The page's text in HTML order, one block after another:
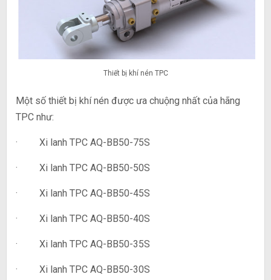
Thiết bị khí nén TPC
Một số thiết bị khí nén được ưa chuộng nhất của hãng
TPC như:
· Xi lanh TPC AQ-BB50-75S
· Xi lanh TPC AQ-BB50-50S
· Xi lanh TPC AQ-BB50-45S
· Xi lanh TPC AQ-BB50-40S
· Xi lanh TPC AQ-BB50-35S
· Xi lanh TPC AQ-BB50-30S